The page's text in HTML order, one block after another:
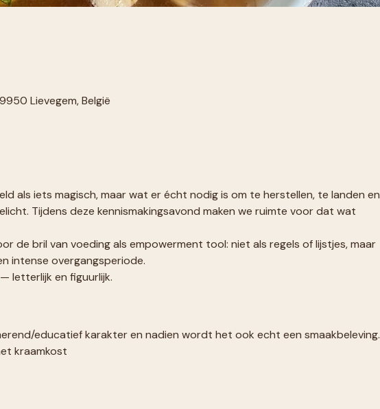
Lievegem, België
als iets magisch, maar wat er écht nodig is om te herstellen, te landen en
Tijdens deze kennismakingsavond maken we ruimte voor dat wat
de bril van voeding als empowerment tool: niet als regels of lijstjes, maar
intense overgangsperiode.
— letterlijk en figuurlijk.
educatief karakter en nadien wordt het ook echt een smaakbeleving.
kraamkost